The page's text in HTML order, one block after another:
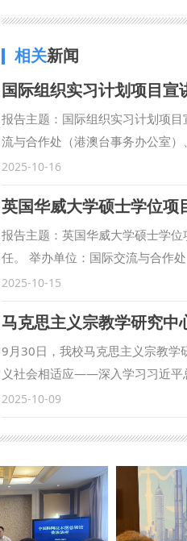
相关新闻
国际组织实习计划项目宣
报告主题：国际组织实习计划项
流与合作处（港澳台事务办公室
日19:00至20:00
2025-10-16
英国华威大学硕士学位项
报告主题：英国华威大学硕士学
任。 举办单位：国际交流与合作
时间：2025年10月15日10:00至
2025-10-15
9月30日，我校马克思主义宗教学
义社会相适应——深入学习习近平
会。中心执行主任彭瑞花教授主
议并讲话。 张军政对当前研究中
作法治化三方面提出要求。他表
与相关学科相结合，不断加强研究
术取向，发挥专业优势，主动作
开展实践调研，进行课题攻关，
二十二次集体学习会议上的讲话精
2025-10-09